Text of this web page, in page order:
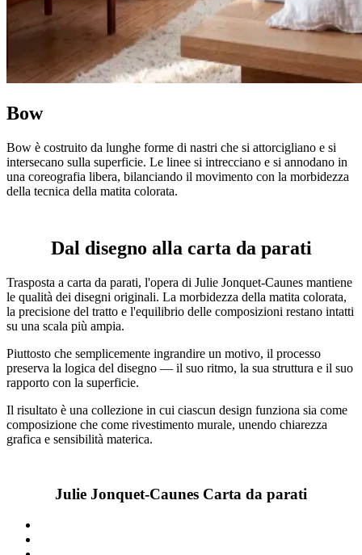
Bow
Bow è costruito da lunghe forme di nastri che si attorcigliano e si
intersecano sulla superficie. Le linee si intrecciano e si annodano in
una coreografia libera, bilanciando il movimento con la morbidezza
della tecnica della matita colorata.
Dal disegno alla carta da parati
Trasposta a carta da parati, l'opera di Julie Jonquet-Caunes mantiene
le qualità dei disegni originali. La morbidezza della matita colorata,
la precisione del tratto e l'equilibrio delle composizioni restano intatti
su una scala più ampia.
Piuttosto che semplicemente ingrandire un motivo, il processo
preserva la logica del disegno — il suo ritmo, la sua struttura e il suo
rapporto con la superficie.
Il risultato è una collezione in cui ciascun design funziona sia come
composizione che come rivestimento murale, unendo chiarezza
grafica e sensibilità materica.
Julie Jonquet-Caunes Carta da parati